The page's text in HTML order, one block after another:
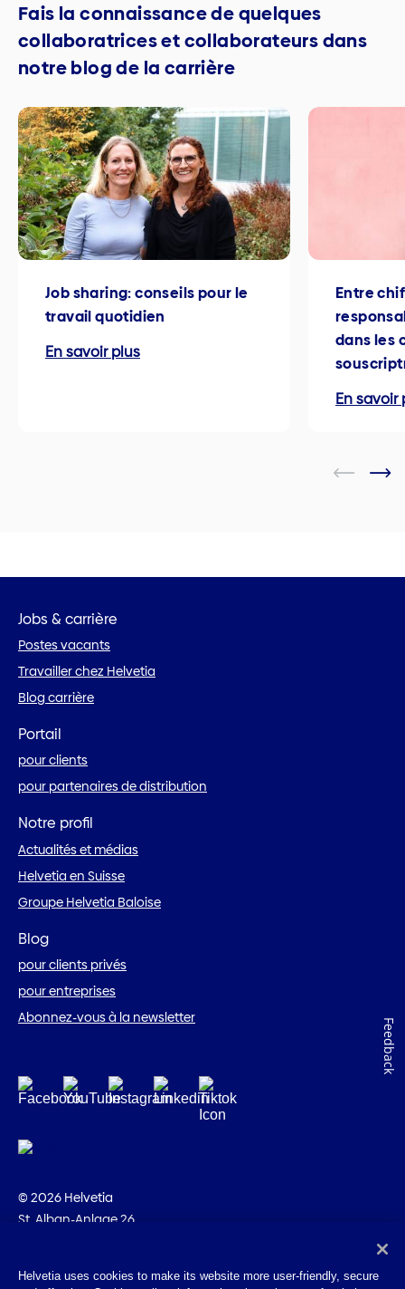
Fais la connaissance de quelques
collaboratrices et collaborateurs dans
notre blog de la carrière
Job sharing: conseils pour le
travail quotidien
En savoir plus
Entre
dans les
En savoir
Jobs & carrière
Postes vacants
Travailler chez Helvetia
Blog carrière
Portail
pour clients
pour partenaires de distribution
Notre profil
Actualités et médias
Helvetia en Suisse
Groupe Helvetia Baloise
Blog
pour clients privés
pour entreprises
Abonnez-vous à la newsletter
© 2026 Helvetia
St. Alban-Anlage 26
Helvetia uses cookies to make its website more user-friendly, secure
Feedback